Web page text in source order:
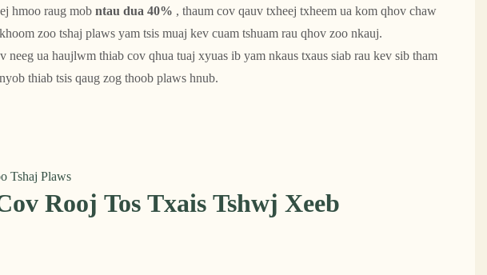
hmoo raug mob ntau dua 40% , thaum cov qauv txheej txheem ua kom qhov chaw
zoo tshaj plaws yam tsis muaj kev cuam tshuam rau qhov zoo nkauj.
thiab tsis qaug zog thoob plaws hnub.
Tshaj Plaws
Rooj Tos Txais Tshwj Xeeb